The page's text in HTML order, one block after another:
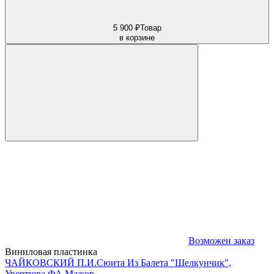
5 900 ₽Товар
в корзине
Возможен заказ
Виниловая пластинка
ЧАЙКОВСКИЙ П.И.Сюита Из Балета "Щелкунчик",